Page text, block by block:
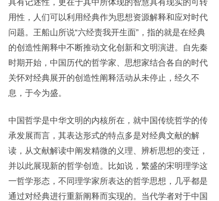
具有记述性，更在于其中所体现的智慧具有现实的可转
用性，人们可以利用经典作为思想资源解释和应对时代
问题。王船山所说“六经责我开生面”，指的就是在经典
的创造性阐释中不断推动文化创新和文明演进。自先秦
时期开始，中国历代的哲学家、思想家结合各自的时代
关怀对经典展开的创造性阐释活动从未停止，经久不
息，于今为盛。
中国哲学是中华文明的内核所在，就中国传统哲学的传
承发展而言，其表达形式的特点多是对经典文献的解
读，从文献解读中阐发精微的义理、辨析思想的变迁，
并以此展现新的哲学创造。比如说，繁盛的宋明理学这
一哲学形态，不同理学家所表达的哲学思想，几乎都是
通过对经典进行重新阐释而实现的。当代学者对于中国